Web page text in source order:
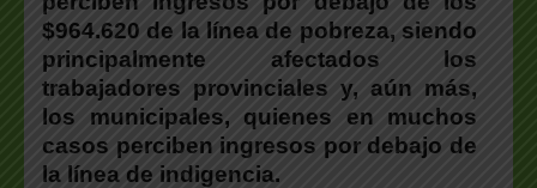
$964.620 de la línea de pobreza, siendo
principalmente afectados los
trabajadores provinciales y, aún más,
los municipales, quienes en muchos
casos perciben ingresos por debajo de
la línea de indigencia.